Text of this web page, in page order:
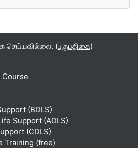
செய்யவில்லை. (புகுபதிகை)
(BDLS)
Support (ADLS)
(CDLS)
Training (free)